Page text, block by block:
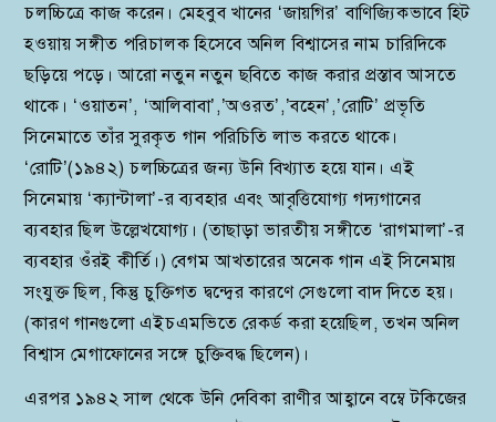
চলচ্চিত্রে কাজ করেন। মেহবুব খানের ‘জায়গির’ বাণিজ্যিকভাবে হিট
হওয়ায় সঙ্গীত পরিচালক হিসেবে অনিল বিশ্বাসের নাম চারিদিকে
ছড়িয়ে পড়ে। আরো নতুন নতুন ছবিতে কাজ করার প্রস্তাব আসতে
থাকে। ‘ওয়াতন’, ‘আলিবাবা’,’অওরত’,’বহেন’,’রোটি’ প্রভৃতি
সিনেমাতে তাঁর সুরকৃত গান পরিচিতি লাভ করতে থাকে।
‘রোটি’(১৯৪২) চলচ্চিত্রের জন্য উনি বিখ্যাত হয়ে যান। এই
সিনেমায় ‘ক্যান্টালা’-র ব্যবহার এবং আবৃত্তিযোগ্য গদ্যগানের
ব্যবহার ছিল উল্লেখযোগ্য। (তাছাড়া ভারতীয় সঙ্গীতে ‘রাগমালা’-র
ব্যবহার ওঁরই কীর্তি।) বেগম আখতারের অনেক গান এই সিনেমায়
সংযুক্ত ছিল, কিন্তু চুক্তিগত দ্বন্দ্বের কারণে সেগুলো বাদ দিতে হয়।
(কারণ গানগুলো এইচএমভিতে রেকর্ড করা হয়েছিল, তখন অনিল
বিশ্বাস মেগাফোনের সঙ্গে চুক্তিবদ্ধ ছিলেন)।
এরপর ১৯৪২ সাল থেকে উনি দেবিকা রাণীর আহ্বানে বম্বে টকিজের